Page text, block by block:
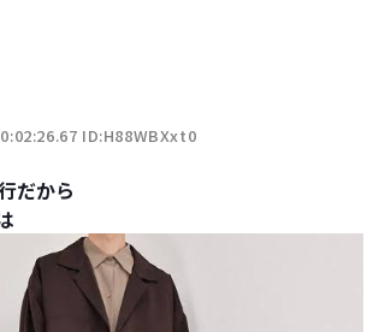
ID:H88WBXxt0
だから